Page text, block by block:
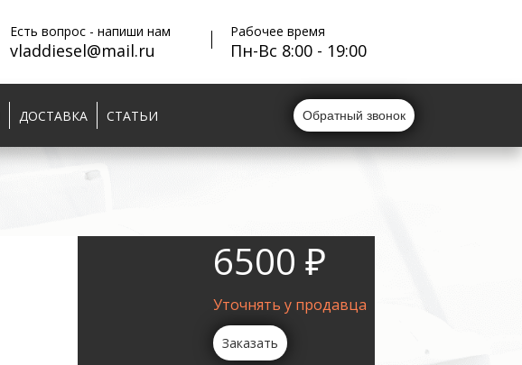
Есть вопрос - напиши нам
vladdiesel@mail.ru
Рабочее время
Пн-Вс 8:00 - 19:00
ДОСТАВКА СТАТЬИ Обратный звонок
6500 ₽
Уточнять у продавца
Заказать